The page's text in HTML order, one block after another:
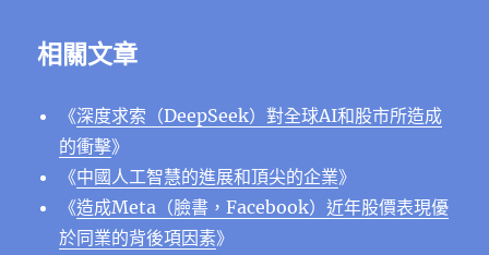
相關文章
《深度求索（DeepSeek）對全球AI和股市所造成
的衝擊》
《中國人工智慧的進展和頂尖的企業》
《造成Meta（臉書，Facebook）近年股價表現優
於同業的背後項因素》